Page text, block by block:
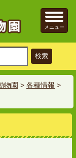
メニュー
物園 > 各種情報 >